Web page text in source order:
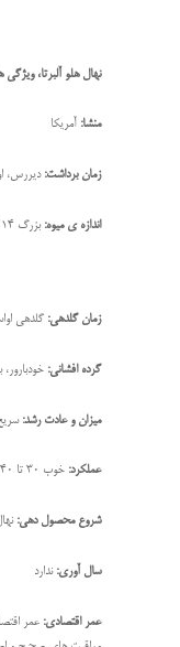
نهال هلو آلبرتا،
منشا: آمریکا
زمان برداشت:دیررس،
اندازه ی میوه:بزرگ 214 گرم
زمان گلدهی: گلدهی اواسط فروردین
گرده افشانی:
میزان و عادت رشد:
عملکرد: خوب 30 تا 40 کیلوگرم در هر درخت
شروع محصول دهی:نهال هلو 2 تا 3 سال بعد از کاشت
سال آوری: ندارد
عمر اقتصادی: